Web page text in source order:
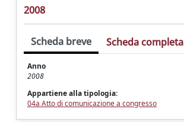
2008
Scheda breve Scheda completa
Anno
2008
Appartiene alla tipologia:
04a Atto di comunicazione a congresso